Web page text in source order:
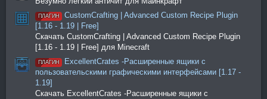
ПЛАГИН
CustomCrafting | Advanced Custom Recipe Plugin
[1.16 - 1.19 | Free]
Скачать CustomCrafting | Advanced Custom Recipe Plugin
[1.16 - 1.19 | Free] для Minecraft
ПЛАГИН
ExcellentCrates -Расширенные ящики с
пользовательскими графическими интерфейсами [1.17 -
1.19]
Скачать ExcellentCrates -Расширенные ящики с